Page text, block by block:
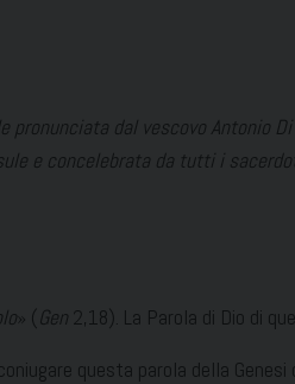
pronunciata dal vescovo Antonio
e concelebrata da tutti i
» ( Gen 2,18). La Parola di Dio di
questa parola della